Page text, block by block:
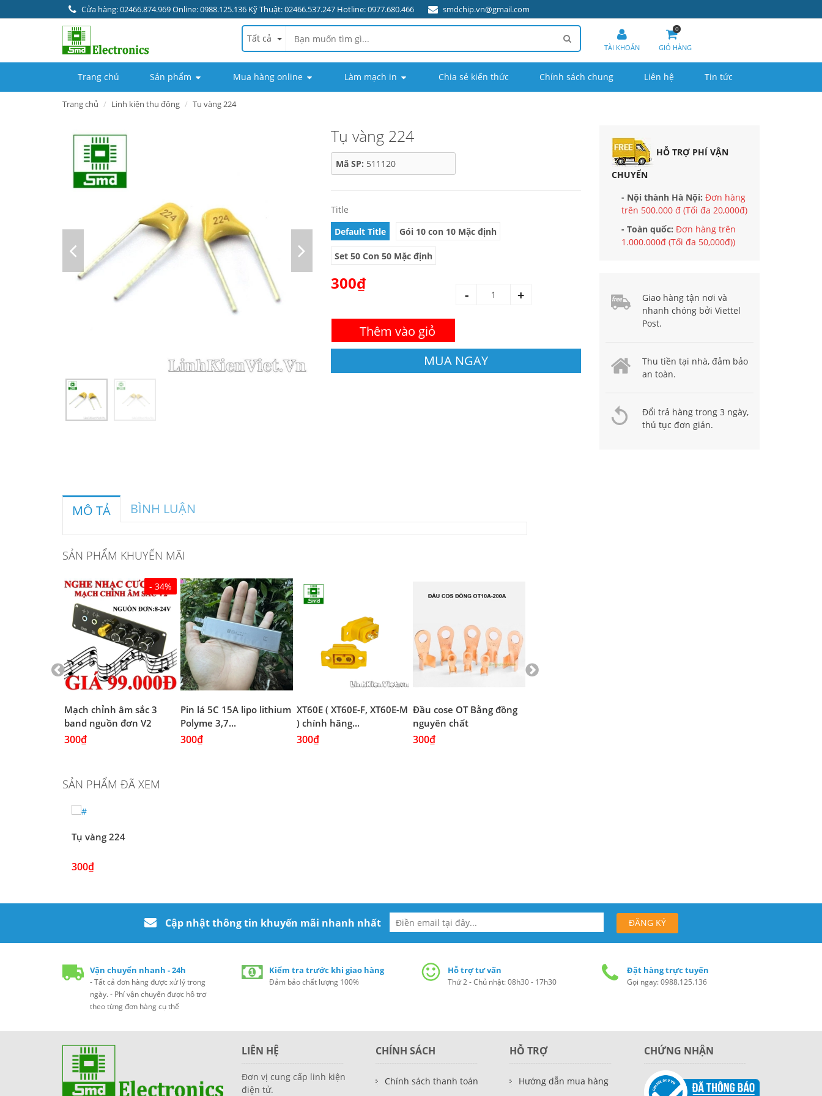
Cửa hàng: 02466.874.969 Online: 0988.125.136 Kỹ Thuật: 02466.537.247 Hotline: 0977.680.466 smdchip.vn@gmail.com
Tất cả
TÀI KHOẢN
0
GIỎ HÀNG
Trang chủ Sản phẩm Mua hàng online Làm mạch in Chia sẻ kiến thức Chính sách chung Liên hệ Tin tức
Trang chủ Linh kiện thụ động Tụ vàng 224
Tụ vàng 224
Mã SP: 511120
Title
Default Title
Gói 10 con 10 Mặc định
Set 50 Con 50 Mặc định
300₫
- +
Thêm vào giỏ
MUA NGAY
HỖ TRỢ PHÍ VẬN
CHUYỂN
- Nội thành Hà Nội: Đơn hàng
trên 500.000 đ (Tối đa 20,000đ)
- Toàn quốc: Đơn hàng trên
1.000.000đ (Tối đa 50,000đ))
Giao hàng tận nơi và
nhanh chóng bởi Viettel
Post.
Thu tiền tại nhà, đảm bảo
an toàn.
Đổi trả hàng trong 3 ngày,
thủ tục đơn giản.
MÔ TẢ BÌNH LUẬN
SẢN PHẨM KHUYẾN MÃI
- 34%
Mạch chỉnh âm sắc 3
band nguồn đơn V2
300₫
Pin lá 5C 15A lipo lithium
Polyme 3,7...
300₫
XT60E ( XT60E-F, XT60E-M
) chính hãng...
300₫
Đầu cose OT Bằng đồng
nguyên chất
300₫
SẢN PHẨM ĐÃ XEM
Tụ vàng 224
300₫
Cập nhật thông tin khuyến mãi nhanh nhất
Vận chuyển nhanh - 24h
- Tất cả đơn hàng được xử lý trong
ngày. - Phí vận chuyển được hỗ trợ
theo từng đơn hàng cụ thể
Kiểm tra trước khi giao hàng
Đảm bảo chất lượng 100%
Hỗ trợ tư vấn
Thứ 2 - Chủ nhật: 08h30 - 17h30
Đặt hàng trực tuyến
Gọi ngay: 0988.125.136
LIÊN HỆ
Đơn vị cung cấp linh kiện
điện tử.
CHÍNH SÁCH
Chính sách thanh toán
HỖ TRỢ
Hướng dẫn mua hàng
CHỨNG NHẬN